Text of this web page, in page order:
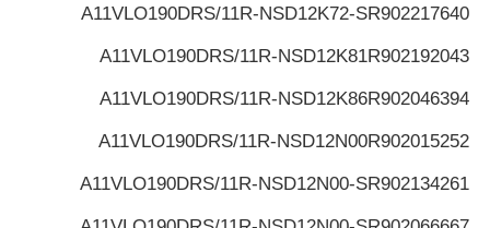
R902217640
A11VLO190DRS/11R-NSD12K72-S
R902192043
A11VLO190DRS/11R-NSD12K81
R902046394
A11VLO190DRS/11R-NSD12K86
R902015252
A11VLO190DRS/11R-NSD12N00
R902134261
A11VLO190DRS/11R-NSD12N00-S